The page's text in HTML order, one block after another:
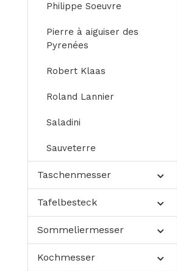
Philippe Soeuvre
Pierre à aiguiser des
Pyrenées
Robert Klaas
Roland Lannier
Saladini
Sauveterre
Taschenmesser
Tafelbesteck
Sommeliermesser
Kochmesser